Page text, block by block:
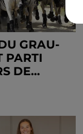
GRAU-
PARTI
DE...